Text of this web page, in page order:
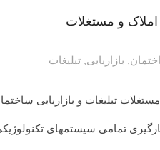
املاک و مستغلات
, بازاریابی,تبلیغات
تبلیغات و بازاریابی
تمامی سیستمهای